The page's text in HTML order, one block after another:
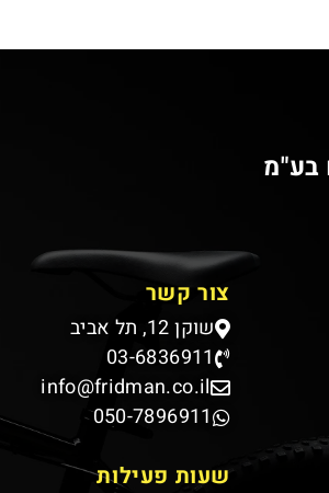
בע"מ
צור קשר
שוקן 12, תל אביב
03-6836911
info@fridman.co.il
050-7896911
שעות פעילות